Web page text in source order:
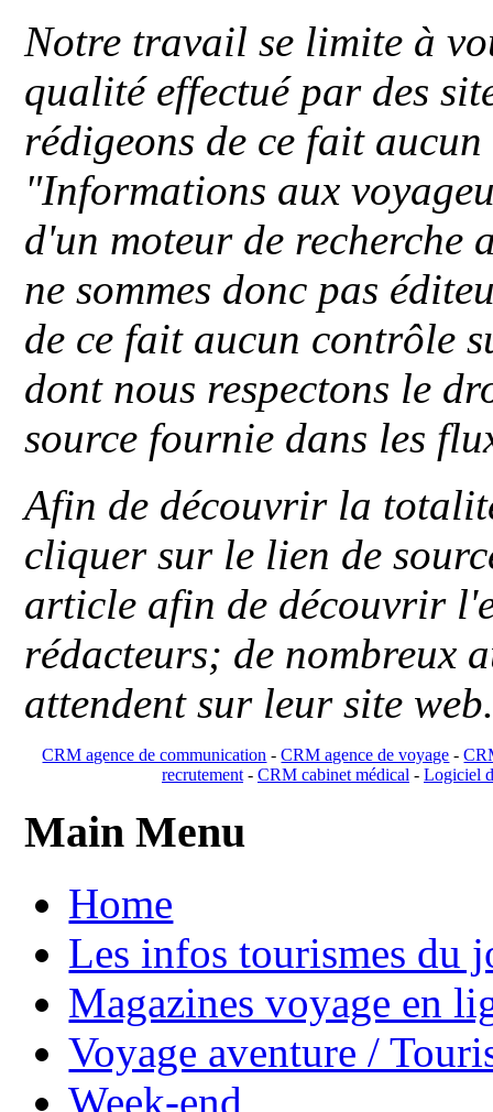
Notre travail se limite à
qualité effectué par des
rédigeons de ce fait
"Informations aux
d'un moteur de recherche
ne sommes donc pas
de ce fait aucun contrôle
dont nous respectons le
source fournie dans les
Afin de découvrir la
cliquer sur le lien de
article afin de découvrir
rédacteurs; de nombreux
attendent sur leur site
CRM agence de communication -CRM agence de voyage -
recrutement- CRM cabinet médical- Logiciel
Main Menu
Home
Les infos tourismes du
Magazines voyage en
Voyage aventure /
Week-end